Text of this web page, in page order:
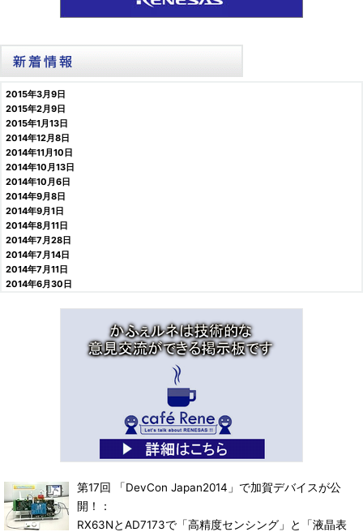
2015年3月9日
2015年2月9日
2015年1月13日
2014年12月8日
2014年11月10日
2014年10月13日
2014年10月6日
2014年9月8日
2014年9月1日
2014年8月11日
2014年7月28日
2014年7月14日
2014年7月11日
2014年6月30日
第17回 「DevCon Japan2014」で加賀デバイスが公
開！：
RX63NとAD7173で「高精度センシング」と「液晶表